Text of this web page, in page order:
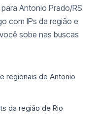
Antonio Prado/RS
com IPs da região e
sobe nas buscas
regionais de Antonio
da região de Rio